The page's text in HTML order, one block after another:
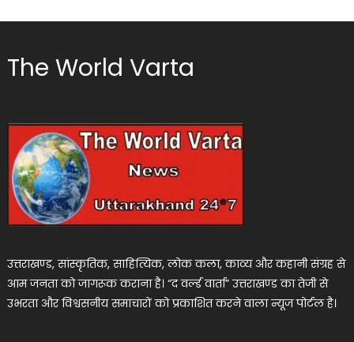
The World Varta
उत्तराखण्ड, सांस्कृतिक, साहित्यिक, लोक कला, काव्य और कहानी संग्रह से
आम जनता को जागरूक कराना है। “द वर्ल्ड वार्ता” उत्तराखण्ड का तेजी से
उभरता और विश्वसनीय समाचारों को प्रकाशित करने वाला न्यूज पोर्टल है।